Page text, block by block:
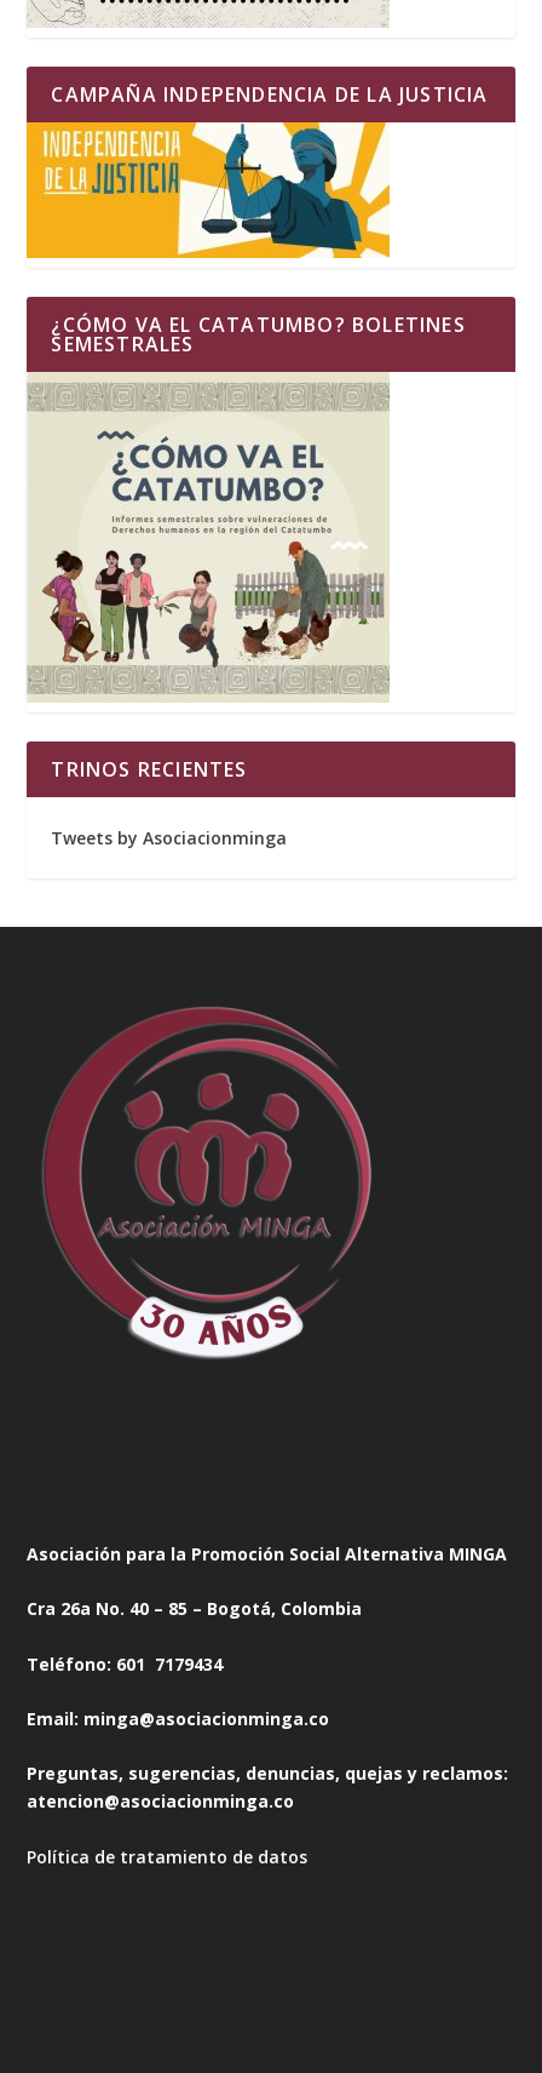
CAMPAÑA INDEPENDENCIA DE LA JUSTICIA
¿CÓMO VA EL CATATUMBO? BOLETINES
SEMESTRALES
TRINOS RECIENTES
Tweets by Asociacionminga
Asociación para la Promoción Social Alternativa MINGA
Cra 26a No. 40 – 85 – Bogotá, Colombia
Teléfono: 601 7179434
Email: minga@asociacionminga.co
Preguntas, sugerencias, denuncias, quejas y reclamos:
atencion@asociacionminga.co
Política de tratamiento de datos